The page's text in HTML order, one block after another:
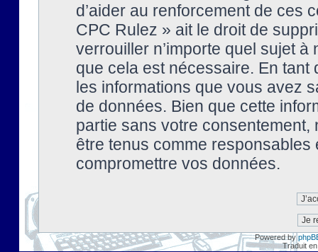
d’aider au renforcement de ces
CPC Rulez » ait le droit de
verrouiller n’importe quel sujet à
que cela est nécessaire. En tant
les informations que vous avez
de données. Bien que cette
partie sans votre
être tenus comme
compromettre vos données.
Powered by
Traduit